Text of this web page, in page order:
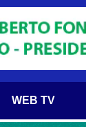
WEB TV